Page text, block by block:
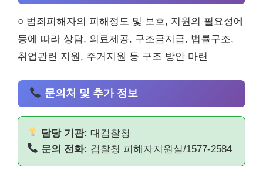
○ 범죄피해자의 피해정도 및 보호, 지원의 필요성에
등에 따라 상담, 의료제공, 구조금지급, 법률구조,
취업관련 지원, 주거지원 등 구조 방안 마련
문의처 및 추가 정보
담당 기관: 대검찰청
문의 전화: 검찰청 피해자지원실/1577-2584